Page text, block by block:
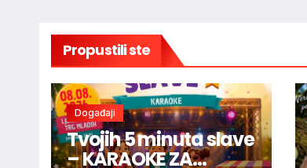
Propustili ste
Događaji
Tvojih 5 minuta slave
– KARAOKE ZA